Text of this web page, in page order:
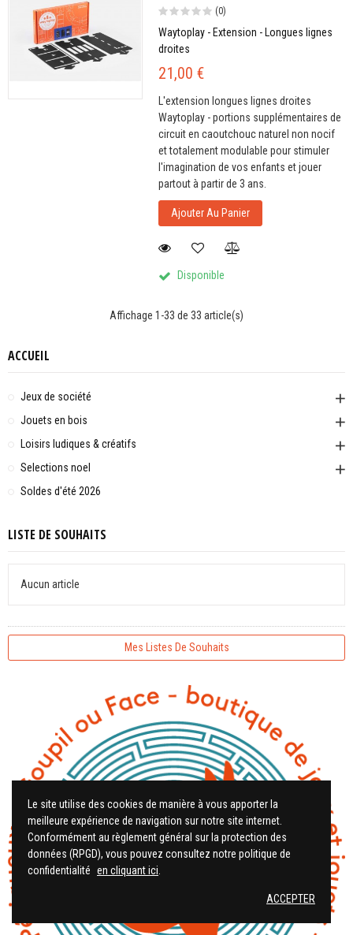
(0)
Waytoplay - Extension - Longues lignes
droites
21,00 €
L'extension longues lignes droites
Waytoplay - portions supplémentaires de
circuit en caoutchouc naturel non nocif
et totalement modulable pour stimuler
l'imagination de vos enfants et jouer
partout à partir de 3 ans.
Ajouter Au Panier
Disponible
Affichage 1-33 de 33 article(s)
ACCUEIL
Jeux de société
Jouets en bois
Loisirs ludiques & créatifs
Selections noel
Soldes d'été 2026
LISTE DE SOUHAITS
Aucun article
Mes Listes De Souhaits
Le site utilise des cookies de manière à vous apporter la
meilleure expérience de navigation sur notre site internet.
Conformément au règlement général sur la protection des
données (RPGD), vous pouvez consultez notre politique de
confidentialité en cliquant ici
ACCEPTER